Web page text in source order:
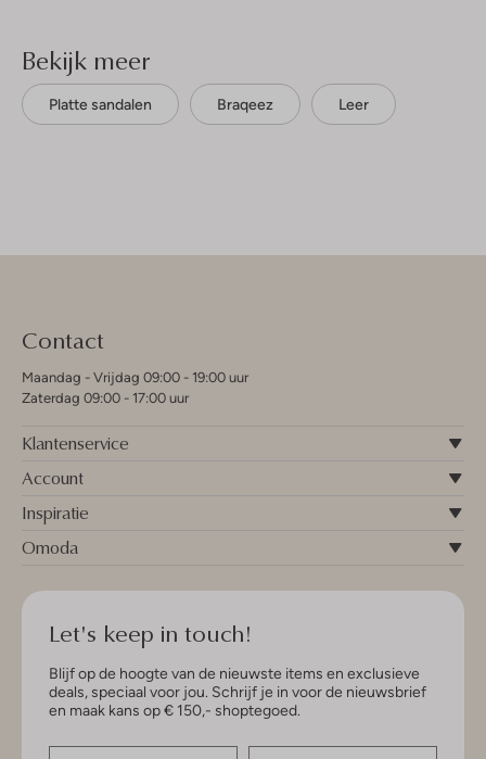
Bekijk meer
Platte sandalen Braqeez Leer
Contact
Maandag - Vrijdag 09:00 - 19:00 uur
Zaterdag 09:00 - 17:00 uur
Klantenservice
Account
Inspiratie
Omoda
Let's keep in touch!
Blijf op de hoogte van de nieuwste items en exclusieve
deals, speciaal voor jou. Schrijf je in voor de nieuwsbrief
en maak kans op € 150,- shoptegoed.